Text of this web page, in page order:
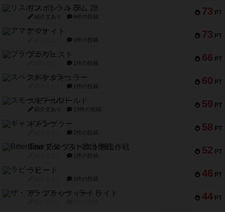
73 PT
リスボン・トラム 28
紹介文あり 9件の投稿
73 PT
アマナイト
1件の投稿
66 PT
ブラヴェスト
1件の投稿
60 PT
スペクタキュラー
1件の投稿
59 PT
スモールワールド
紹介文あり 13件の投稿
58 PT
ギャンブラー
2件の投稿
52 PT
Bitter End ブタペスト救出作戦
1件の投稿
46 PT
ラピード
1件の投稿
44 PT
ザ・フラッフィー・ライト